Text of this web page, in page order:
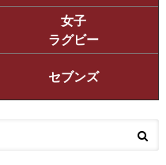
女子
ラグビー
セブンズ